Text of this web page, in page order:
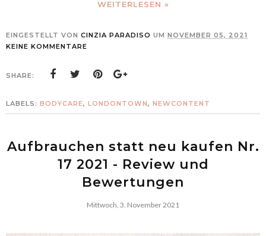
WEITERLESEN »
EINGESTELLT VON CINZIA PARADISO UM NOVEMBER 05, 2021
KEINE KOMMENTARE
SHARE:
LABELS: BODYCARE, LONDONTOWN, NEWCONTENT
Aufbrauchen statt neu kaufen Nr.
17 2021 - Review und
Bewertungen
Mittwoch, 3. November 2021